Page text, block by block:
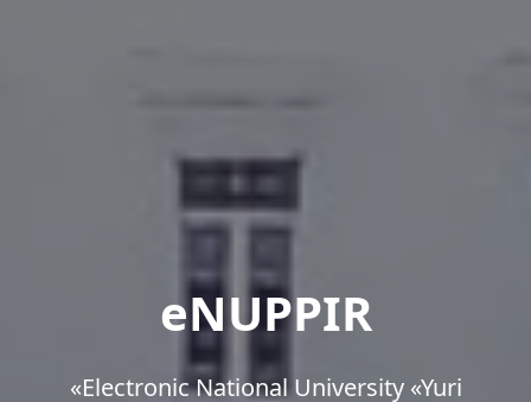
eNUPPIR
«Еlectronic National University «Yuri